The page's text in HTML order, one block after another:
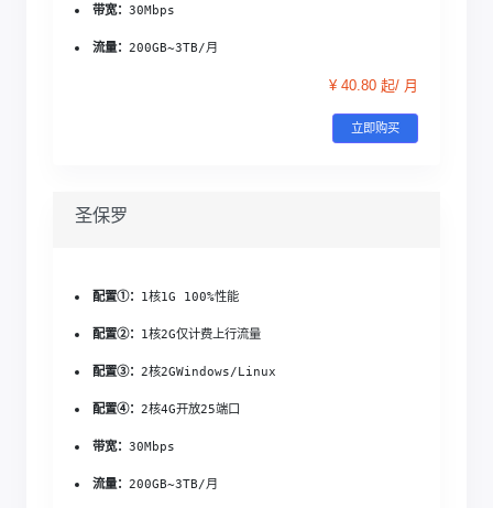
带宽：30Mbps
流量：200GB~3TB/月
¥ 40.80 起/ 月
立即购买
圣保罗
配置①： 1核1G 100%性能
配置②： 1核2G仅计费上行流量
配置③：2核2GWindows/Linux
配置④：2核4G开放25端口
带宽：30Mbps
流量：200GB~3TB/月